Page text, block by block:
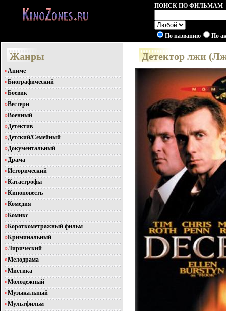
ПОИСК ПО ФИЛЬМАМ
По названию По
Жанры
»Аниме
»Биографический
»Боевик
»Вестерн
»Военный
»Детектив
»Детский/Семейный
»Документальный
»Драма
»Исторический
»Катастрофы
»Киноповесть
»Комедия
»Комикс
»Короткометражный фильм
»Криминальный
»Лирический
»Мелодрама
»Мистика
»Молодежный
»Музыкальный
»Мультфильм
Детектор лжи